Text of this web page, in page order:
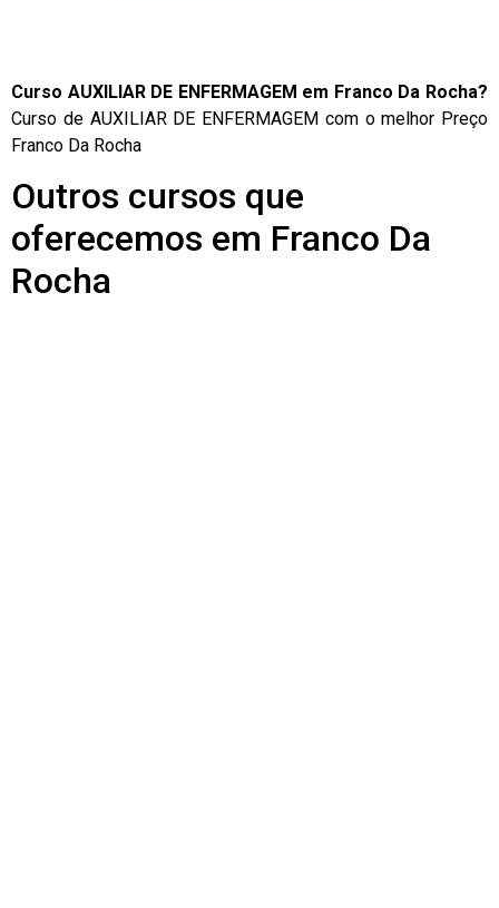
Curso AUXILIAR DE ENFERMAGEM em Franco Da Rocha?
Curso de AUXILIAR DE ENFERMAGEM com o melhor Preço
Franco Da Rocha
Outros cursos que
oferecemos em Franco Da
Rocha